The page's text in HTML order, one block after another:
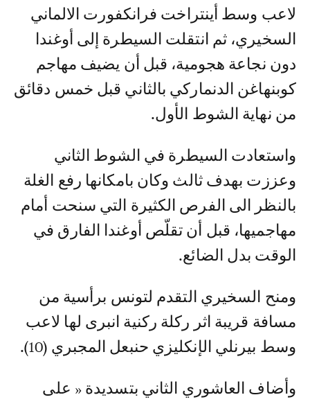
لاعب وسط أينتراخت فرانكفورت الالماني
السخيري، ثم انتقلت السيطرة إلى أوغندا
دون نجاعة هجومية، قبل أن يضيف مهاجم
كوبنهاغن الدنماركي بالثاني قبل خمس دقائق
من نهاية الشوط الأول.
واستعادت السيطرة في الشوط الثاني
وعززت بهدف ثالث وكان بامكانها رفع الغلة
بالنظر الى الفرص الكثيرة التي سنحت أمام
مهاجميها، قبل أن تقلّص أوغندا الفارق في
الوقت بدل الضائع.
ومنح السخيري التقدم لتونس برأسية من
مسافة قريبة اثر ركلة ركنية انبرى لها لاعب
وسط بيرنلي الإنكليزي حنبعل المجبري (10).
وأضاف العاشوري الثاني بتسديدة « على